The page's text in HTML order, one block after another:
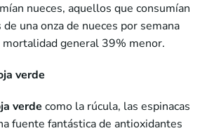
nueces, aquellos que consumían
una onza de nueces por semana
general 39% menor.
verde
verde como la rúcula, las espinacas
fuente fantástica de antioxidantes